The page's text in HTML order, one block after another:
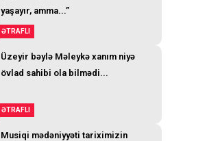
yaşayır, amma...”
ƏTRAFLI
Üzeyir bəylə Məleykə xanım niyə
övlad sahibi ola bilmədi...
ƏTRAFLI
Musiqi mədəniyyəti tariximizin